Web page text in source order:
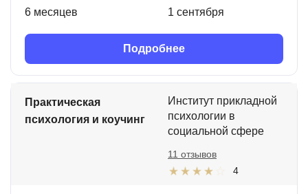
6 месяцев 1 сентября
Подробнее
Практическая
психология и коучинг
Институт прикладной
психологии в
социальной сфере
4
11 отзывов